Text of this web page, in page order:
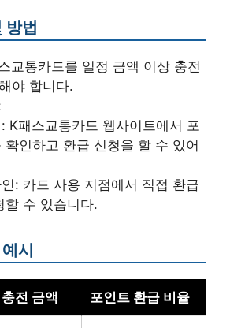
방법
교통카드를 일정 금액 이상 충전
야 합니다.
K패스교통카드 웹사이트에서 포
확인하고 환급 신청을 할 수 있어
: 카드 사용 지점에서 직접 환급
할 수 있습니다.
시
충전 금액 포인트 환급 비율